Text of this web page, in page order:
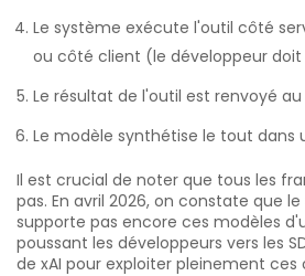
Le système exécute l'outil côté
ou côté client (le développeur
Le résultat de l'outil est renvoyé
Le modèle synthétise le tout dans
Il est crucial de noter que tous les
pas. En avril 2026, on constate que le
supporte pas encore ces modèles
poussant les développeurs vers les
de xAI pour exploiter pleinement